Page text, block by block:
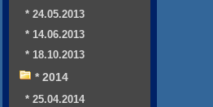
* 24.05.2013
* 14.06.2013
* 18.10.2013
* 2014
* 25.04.2014